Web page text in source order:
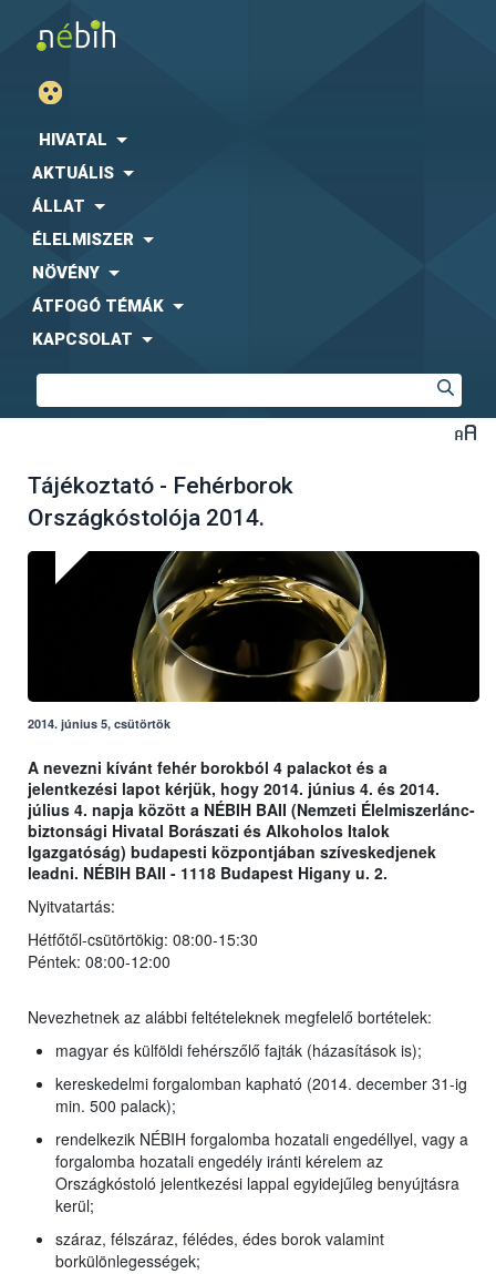
HIVATAL
AKTUÁLIS
ÁLLAT
ÉLELMISZER
NÖVÉNY
ÁTFOGÓ TÉMÁK
KAPCSOLAT
Tájékoztató - Fehérborok
Országkóstolója 2014.
2014. június 5, csütörtök
A nevezni kívánt fehér borokból 4 palackot és a
jelentkezési lapot kérjük, hogy 2014. június 4. és 2014.
július 4. napja között a NÉBIH BAII (Nemzeti Élelmiszerlánc-
biztonsági Hivatal Borászati és Alkoholos Italok
Igazgatóság) budapesti központjában szíveskedjenek
leadni. NÉBIH BAII - 1118 Budapest Higany u. 2.
Nyitvatartás:
Hétfőtől-csütörtökig: 08:00-15:30
Péntek: 08:00-12:00
Nevezhetnek az alábbi feltételeknek megfelelő bortételek:
magyar és külföldi fehérszőlő fajták (házasítások is);
kereskedelmi forgalomban kapható (2014. december 31-ig
min. 500 palack);
rendelkezik NÉBIH forgalomba hozatali engedéllyel, vagy a
forgalomba hozatali engedély iránti kérelem az
Országkóstoló jelentkezési lappal egyidejűleg benyújtásra
kerül;
száraz, félszáraz, félédes, édes borok valamint
borkülönlegességek;